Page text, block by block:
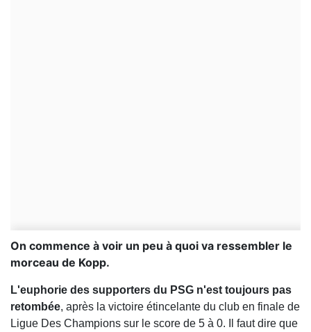
On commence à voir un peu à quoi va ressembler le
morceau de Kopp.
L'euphorie des supporters du PSG n'est toujours pas
retombée, après la victoire étincelante du club en finale de
Ligue Des Champions sur le score de 5 à 0. Il faut dire que